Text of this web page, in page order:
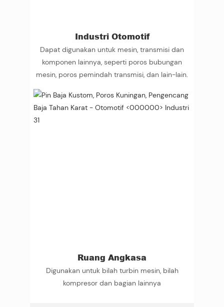
Industri Otomotif
Dapat digunakan untuk mesin, transmisi dan
komponen lainnya, seperti poros bubungan
mesin, poros pemindah transmisi, dan lain-lain.
Ruang Angkasa
Digunakan untuk bilah turbin mesin, bilah
kompresor dan bagian lainnya